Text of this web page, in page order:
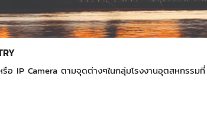
อ IP Camera ตามจุดต่างๆในกลุ่มโรงงานอุตสหกร